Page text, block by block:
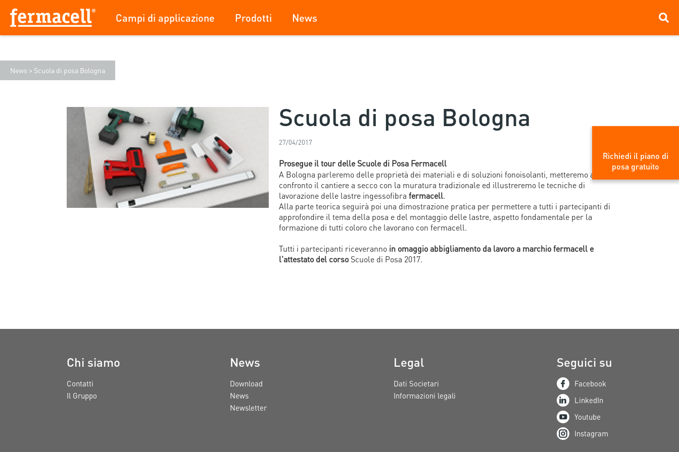
Richiedi il piano di
posa gratuito
Campi di applicazione Prodotti News
News > Scuola di posa Bologna
Scuola di posa Bologna
27/04/2017
Prosegue il tour delle Scuole di Posa Fermacell
A Bologna parleremo delle proprietà dei materiali e di soluzioni fonoisolanti, metteremo a
confronto il cantiere a secco con la muratura tradizionale ed illustreremo le tecniche di
lavorazione delle lastre ingessofibra fermacell.
Alla parte teorica seguirà poi una dimostrazione pratica per permettere a tutti i partecipanti di
approfondire il tema della posa e del montaggio delle lastre, aspetto fondamentale per la
formazione di tutti coloro che lavorano con fermacell.
Tutti i partecipanti riceveranno in omaggio abbigliamento da lavoro a marchio fermacell e
l'attestato del corso Scuole di Posa 2017.
Chi siamo
Contatti
Il Gruppo
News
Download
News
Newsletter
Legal
Dati Societari
Informazioni legali
Seguici su
Facebook
LinkedIn
Youtube
Instagram